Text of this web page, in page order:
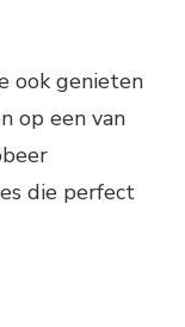
ook genieten
op een van
die perfect